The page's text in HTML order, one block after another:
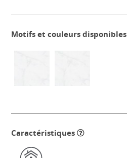
Motifs et couleurs disponibles
Caractéristiques